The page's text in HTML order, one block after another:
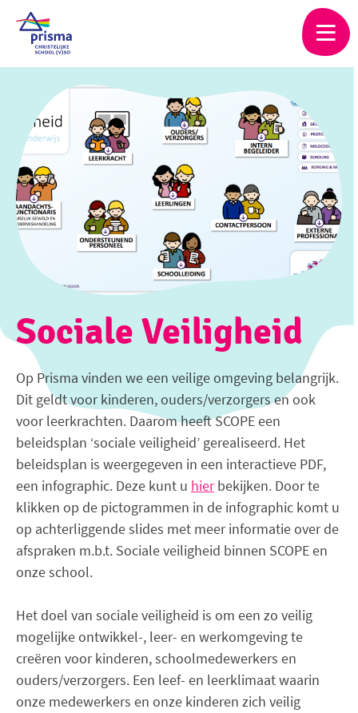
Sociale Veiligheid
Op Prisma vinden we een veilige omgeving belangrijk.
Dit geldt voor kinderen, ouders/verzorgers en ook
voor leerkrachten. Daarom heeft SCOPE een
beleidsplan ‘sociale veiligheid’ gerealiseerd. Het
beleidsplan is weergegeven in een interactieve PDF,
een infographic. Deze kunt u hierbekijken. Door te
klikken op de pictogrammen in de infographic komt u
op achterliggende slides met meer informatie over de
afspraken m.b.t. Sociale veiligheid binnen SCOPE en
onze school.
Het doel van sociale veiligheid is om een zo veilig
mogelijke ontwikkel-, leer- en werkomgeving te
creëren voor kinderen, schoolmedewerkers en
ouders/verzorgers. Een leef- en leerklimaat waarin
onze medewerkers en onze kinderen zich veilig